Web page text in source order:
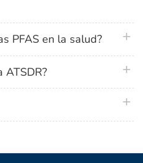
PFAS en la salud?
ATSDR?